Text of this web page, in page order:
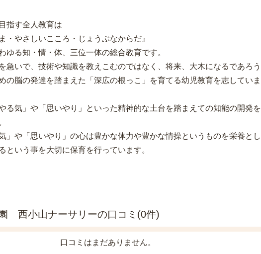
指す全人教育は
・やさしいこころ・じょうぶなからだ』
ゆる知・情・体、三位一体の総合教育です。
急いで、技術や知識を教えこむのではなく、将来、大木になるであろう
の脳の発達を踏まえた「深広の根っこ」を育てる幼児教育を志していま
る気」や「思いやり」といった精神的な土台を踏まえての知能の開発を
」や「思いやり」の心は豊かな体力や豊かな情操というものを栄養とし
という事を大切に保育を行っています。
西小山ナーサリーの口コミ(0件)
口コミはまだありません。